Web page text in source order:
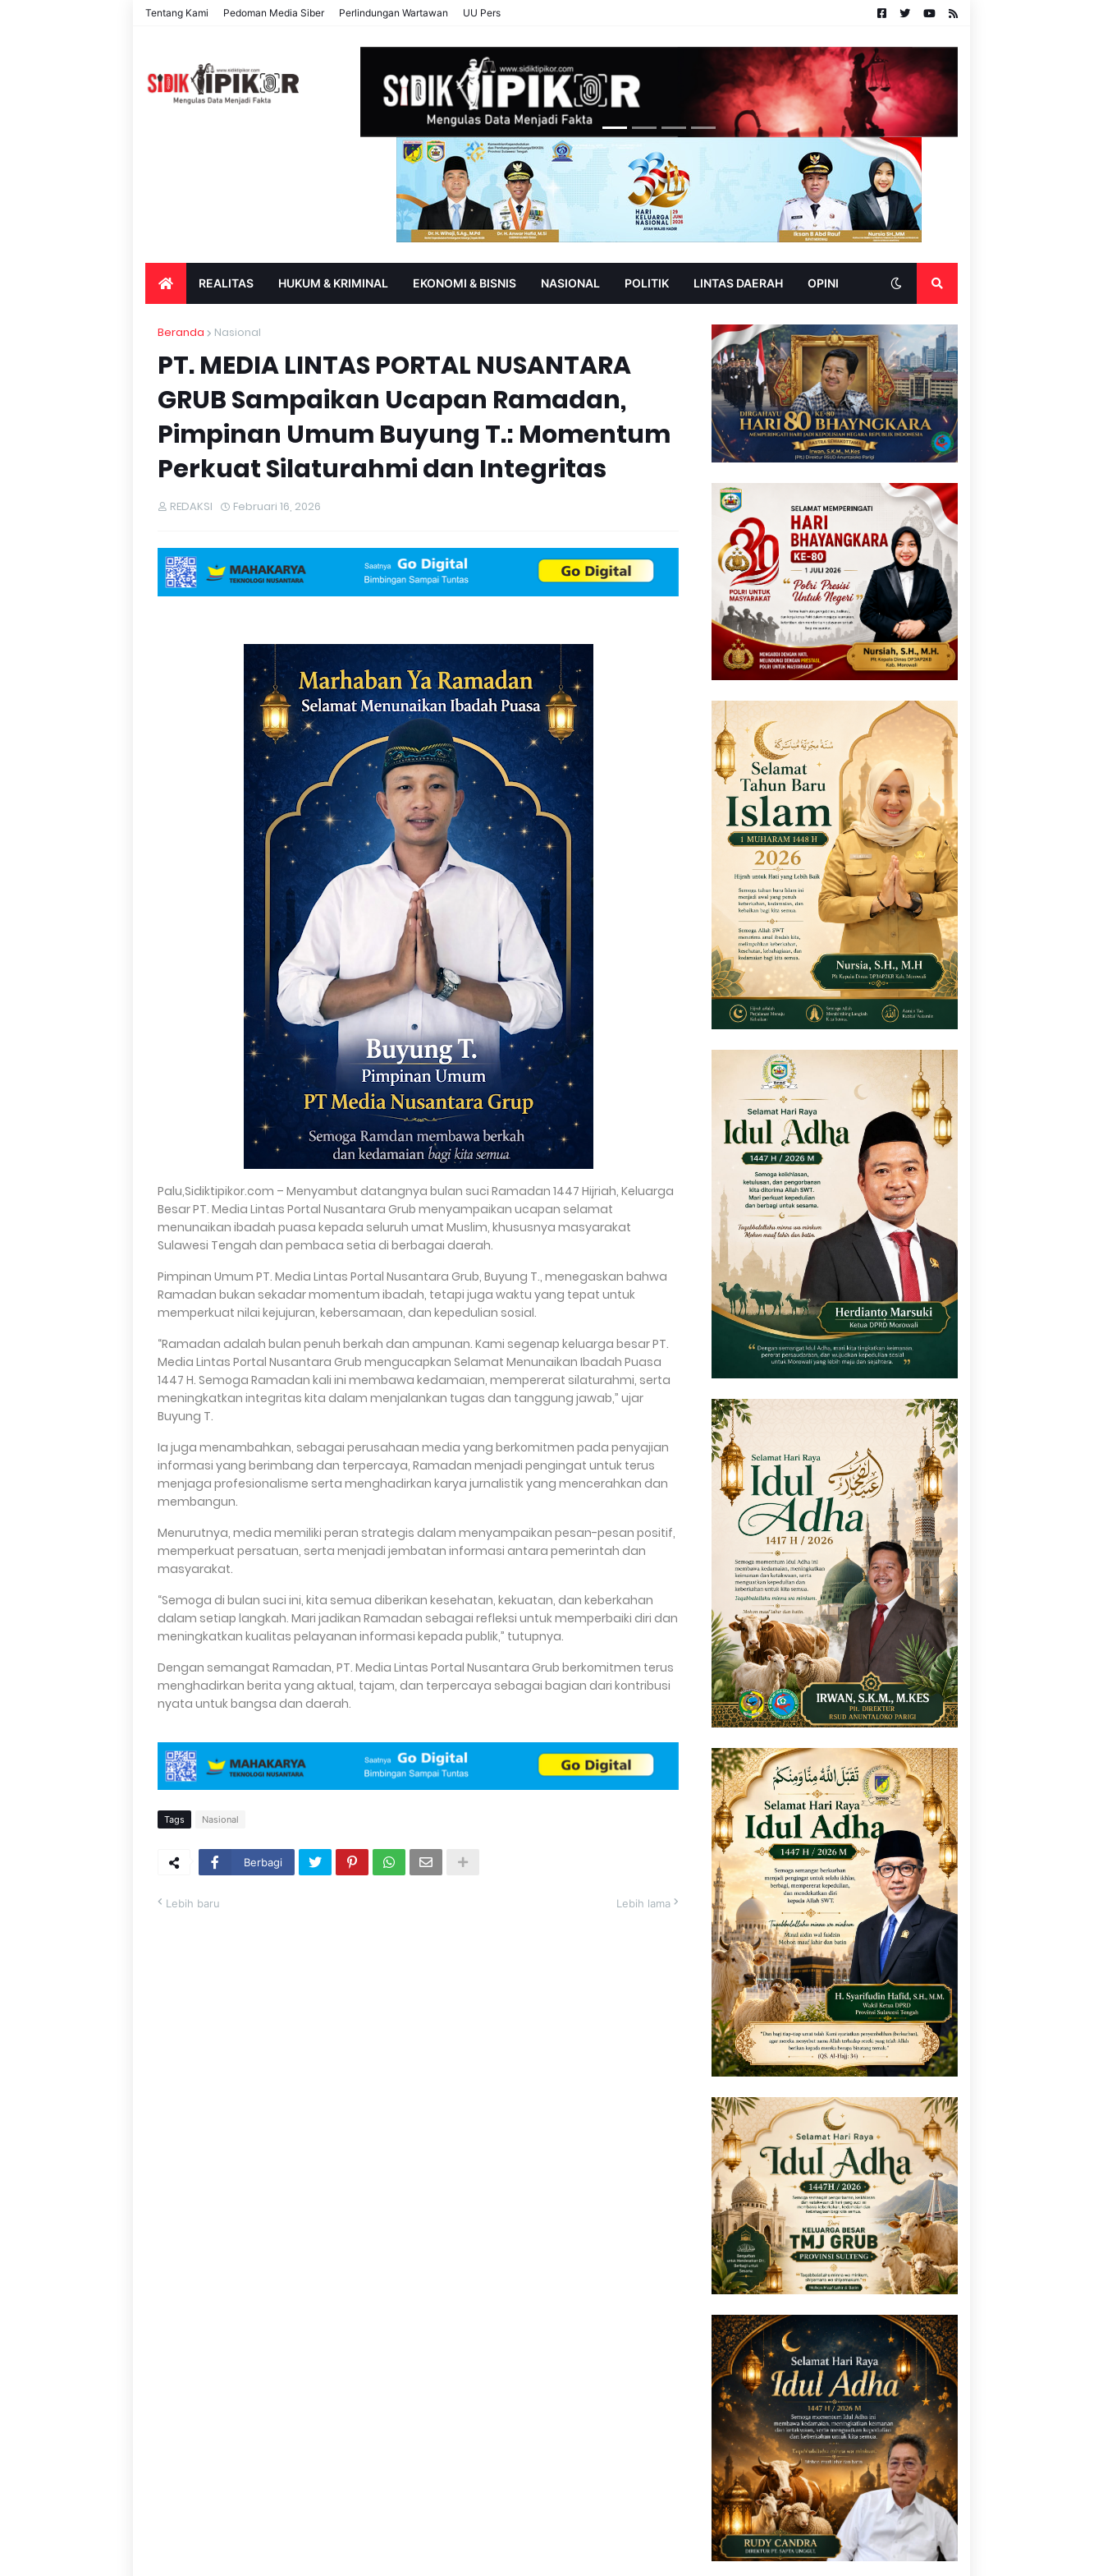
Tentang Kami Pedoman Media Siber Perlindungan Wartawan UU Pers
REALITAS HUKUM & KRIMINAL EKONOMI & BISNIS NASIONAL POLITIK LINTAS DAERAH OPINI
Beranda Nasional
PT. MEDIA LINTAS PORTAL NUSANTARA
GRUB Sampaikan Ucapan Ramadan,
Pimpinan Umum Buyung T.: Momentum
Perkuat Silaturahmi dan Integritas
REDAKSI Februari 16, 2026
Palu,Sidiktipikor.com – Menyambut datangnya bulan suci Ramadan 1447 Hijriah, Keluarga
Besar PT. Media Lintas Portal Nusantara Grub menyampaikan ucapan selamat
menunaikan ibadah puasa kepada seluruh umat Muslim, khususnya masyarakat
Sulawesi Tengah dan pembaca setia di berbagai daerah.
Pimpinan Umum PT. Media Lintas Portal Nusantara Grub, Buyung T., menegaskan bahwa
Ramadan bukan sekadar momentum ibadah, tetapi juga waktu yang tepat untuk
memperkuat nilai kejujuran, kebersamaan, dan kepedulian sosial.
“Ramadan adalah bulan penuh berkah dan ampunan. Kami segenap keluarga besar PT.
Media Lintas Portal Nusantara Grub mengucapkan Selamat Menunaikan Ibadah Puasa
1447 H. Semoga Ramadan kali ini membawa kedamaian, mempererat silaturahmi, serta
meningkatkan integritas kita dalam menjalankan tugas dan tanggung jawab,” ujar
Buyung T.
Ia juga menambahkan, sebagai perusahaan media yang berkomitmen pada penyajian
informasi yang berimbang dan terpercaya, Ramadan menjadi pengingat untuk terus
menjaga profesionalisme serta menghadirkan karya jurnalistik yang mencerahkan dan
membangun.
Menurutnya, media memiliki peran strategis dalam menyampaikan pesan-pesan positif,
memperkuat persatuan, serta menjadi jembatan informasi antara pemerintah dan
masyarakat.
“Semoga di bulan suci ini, kita semua diberikan kesehatan, kekuatan, dan keberkahan
dalam setiap langkah. Mari jadikan Ramadan sebagai refleksi untuk memperbaiki diri dan
meningkatkan kualitas pelayanan informasi kepada publik,” tutupnya.
Dengan semangat Ramadan, PT. Media Lintas Portal Nusantara Grub berkomitmen terus
menghadirkan berita yang aktual, tajam, dan terpercaya sebagai bagian dari kontribusi
nyata untuk bangsa dan daerah.
Tags Nasional
Berbagi
Lebih baru Lebih lama